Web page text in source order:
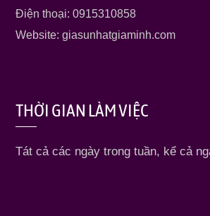
Điện thoại: 0915310858
Website: giasunhatgiaminh.com
THỜI GIAN LÀM VIỆC
Tát cả các ngày trong tuần, kể cả